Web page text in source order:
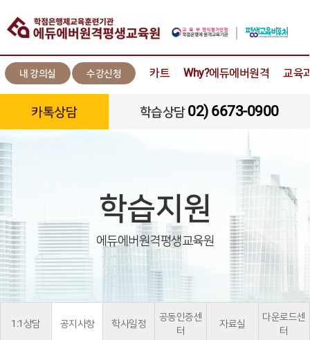
내 강의실 수강신청 카트 Why?에듀에버원격 교육
카톡상담 학습상담02) 6673-0900
학습지원
에듀에버원격평생교육원
1:1상담 공지사항 학사일정
공동인증센
터
자료실
다운로드센
터